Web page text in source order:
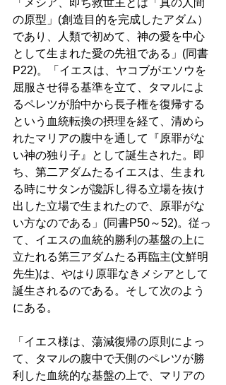
の原型」(創造目的を完成したアダム）
であり、人類で初めて、神の愛を中心
として生まれた愛の先祖である」(同書
P22)。「イエスは、ヤコブがエソウを
屈服させ得る基準を立て、タマルによ
るペレツが胎中から長子権を復帰する
という血統転換の摂理を経て、清めら
れたマリアの腹中を通して『原罪がな
い神の独り子』として誕生された。即
ち、第二アダムたるイエスは、生まれ
る時にサタンが讒訴し得る立場を抜け
出した立場で生まれたので、原罪がな
い方なのである」(同書P50～52)。従っ
て、イエスの血統的勝利の基盤の上に
立たれる第三アダムたる再臨主(文鮮明
先生)は、やはり原罪なきメシアとして
誕生されるのである。そして次のよう
にある。
「イエス様は、蕩減復帰の原則によっ
て、タマルの腹中で天側のペレツが勝
利した血統的な基盤の上で、マリアの